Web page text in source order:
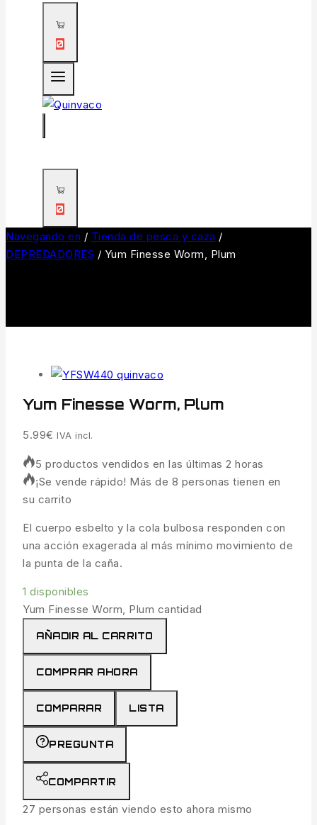
0
0
Navegando en / Tienda de pesca y caza /
DEPREDADORES / Yum Finesse Worm, Plum
Yum Finesse Worm, Plum
5.99€ IVA incl.
5 productos vendidos en las últimas 2 horas
¡Se vende rápido! Más de 8 personas tienen en
su carrito
El cuerpo esbelto y la cola bulbosa responden con
una acción exagerada al más mínimo movimiento de
la punta de la caña.
1 disponibles
Yum Finesse Worm, Plum cantidad
AÑADIR AL CARRITO
COMPRAR AHORA
COMPARAR LISTA
PREGUNTA
COMPARTIR
27 personas están viendo esto ahora mismo